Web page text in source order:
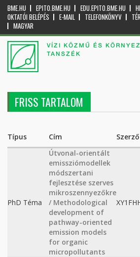
BME.HU EPITO.BME.HU EDU.EPITO.BME.HU
OKTATÓI BELÉPÉS
E-MAIL TELEFONKÖNYV
MAGYAR
VÍZI KÖZMŰ ÉS
TANSZÉK
FRISS TARTALOM
Típus Cím Szerző
PhD Téma
Útvonal-orientált
emissziómodellek
módszertani
fejlesztése szerves
mikroszennyezőkre
/ Methodological
development of
pathway-oriented
emission models
for organic
micropollutants